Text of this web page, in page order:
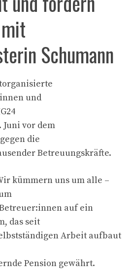
Schumann
und
Juni vor dem
die
Betreuungskräfte.
kümmern uns um alle –
auf ein
das seit
Arbeit aufbaut
Pension gewährt.